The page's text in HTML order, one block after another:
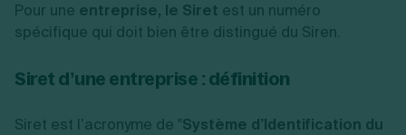
Pour une entreprise, le Siret est un numéro
spécifique qui doit bien être distingué du Siren.
Siret d’une entreprise : définition
Siret est l’acronyme de "Système d’Identification du